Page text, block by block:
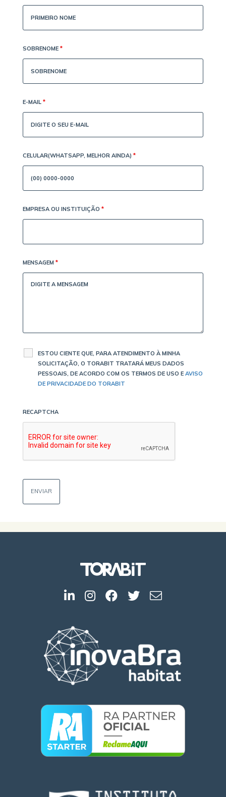
SOBRENOME *
E-MAIL *
CELULAR(WHATSAPP, MELHOR AINDA) *
EMPRESA OU INSTITUIÇÃO *
MENSAGEM *
ESTOU CIENTE QUE, PARA ATENDIMENTO À MINHA
SOLICITAÇÃO, O TORABIT TRATARÁ MEUS DADOS
PESSOAIS, DE ACORDO COM OS TERMOS DE USO E AVISO
DE PRIVACIDADE DO TORABIT
RECAPTCHA